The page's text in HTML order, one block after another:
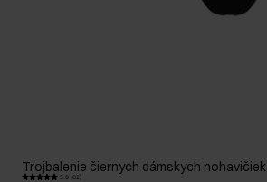
Trojbalenie čiernych dámskych nohavičiek
5.0 (62)